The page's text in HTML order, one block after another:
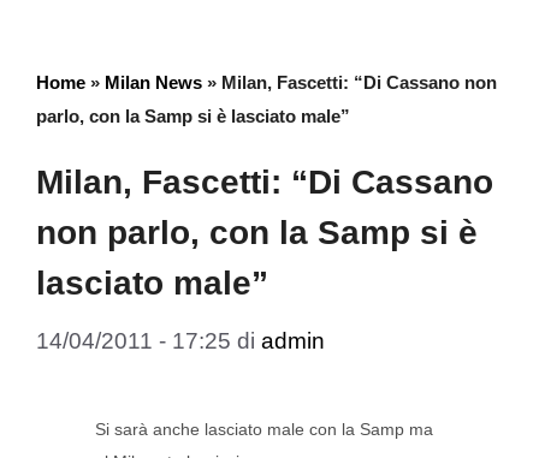
Home » Milan News » Milan, Fascetti: “Di Cassano non
parlo, con la Samp si è lasciato male”
Milan, Fascetti: “Di Cassano
non parlo, con la Samp si è
lasciato male”
14/04/2011 - 17:25 di admin
Si sarà anche lasciato male con la Samp ma